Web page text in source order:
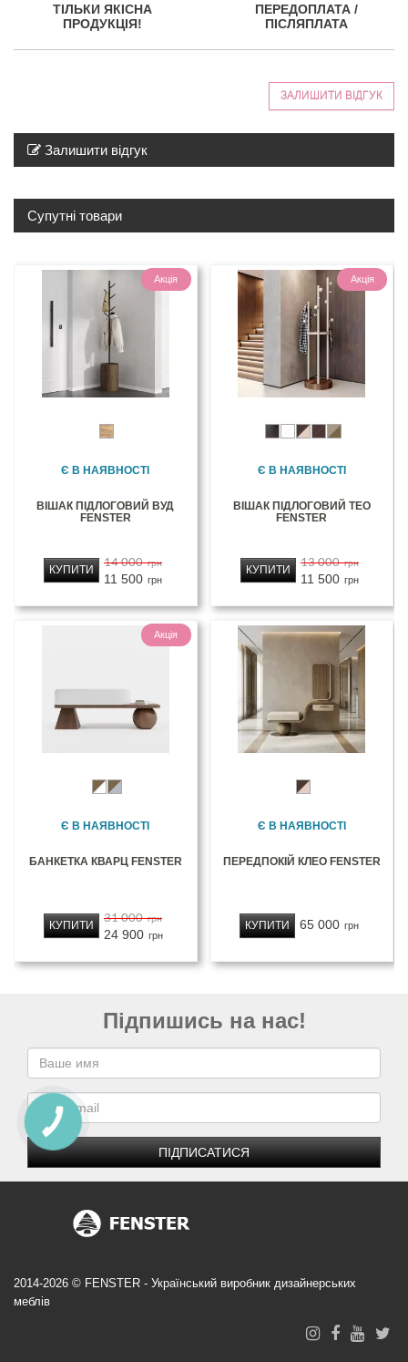
ТІЛЬКИ ЯКІСНА
ПРОДУКЦІЯ!
ПЕРЕДОПЛАТА /
ПІСЛЯПЛАТА
ЗАЛИШИТИ ВІДГУК
Залишити відгук
Супутні товари
Акція
Є В НАЯВНОСТІ
ВІШАК ПІДЛОГОВИЙ ВУД
FENSTER
14 000 грн
11 500 грн
КУПИТИ
Акція
Є В НАЯВНОСТІ
ВІШАК ПІДЛОГОВИЙ ТЕО
FENSTER
13 000 грн
11 500 грн
КУПИТИ
Акція
Є В НАЯВНОСТІ
БАНКЕТКА КВАРЦ FENSTER
31 000 грн
24 900 грн
КУПИТИ
Є В НАЯВНОСТІ
ПЕРЕДПОКІЙ КЛЕО FENSTER
65 000 грн
КУПИТИ
Підпишись на нас!
ПІДПИСАТИСЯ
2014-2026 © FENSTER - Український виробник дизайнерських
меблів